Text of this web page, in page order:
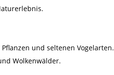
und seltenen Vogelarten.
Wolkenwälder.